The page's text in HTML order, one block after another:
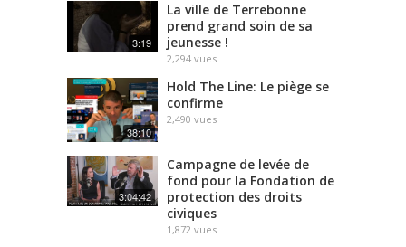
3:19
La ville de Terrebonne
prend grand soin de sa
jeunesse !
2,294 vues
38:10
Hold The Line: Le piège se
confirme
2,490 vues
3:04:42
Campagne de levée de
fond pour la Fondation de
protection des droits
civiques
1,872 vues